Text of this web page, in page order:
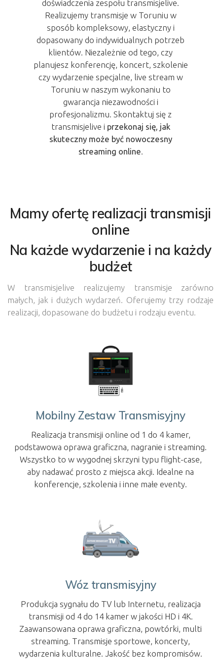
doświadczenia zespołu transmisjelive.
Realizujemy transmisje w Toruniu w
sposób kompleksowy, elastyczny i
dopasowany do indywidualnych potrzeb
klientów. Niezależnie od tego, czy
planujesz konferencję, koncert, szkolenie
czy wydarzenie specjalne, live stream w
Toruniu w naszym wykonaniu to
gwarancja niezawodności i
profesjonalizmu. Skontaktuj się z
transmisjelive i przekonaj się, jak
skuteczny może być nowoczesny
streaming online.
Mamy ofertę realizacji transmisji
online
Na każde wydarzenie i na każdy
budżet
W transmisjelive realizujemy transmisje zarówno
małych, jak i dużych wydarzeń. Oferujemy trzy rodzaje
realizacji, dopasowane do budżetu i rodzaju eventu.
Mobilny Zestaw Transmisyjny
Realizacja transmisji online od 1 do 4 kamer,
podstawowa oprawa graficzna, nagranie i streaming.
Wszystko to w wygodnej skrzyni typu flight-case,
aby nadawać prosto z miejsca akcji. Idealne na
konferencje, szkolenia i inne małe eventy.
Wóz transmisyjny
Produkcja sygnału do TV lub Internetu, realizacja
transmisji od 4 do 14 kamer w jakości HD i 4K.
Zaawansowana oprawa graficzna, powtórki, multi
streaming. Transmisje sportowe, koncerty,
wydarzenia kulturalne. Jakość bez kompromisów.